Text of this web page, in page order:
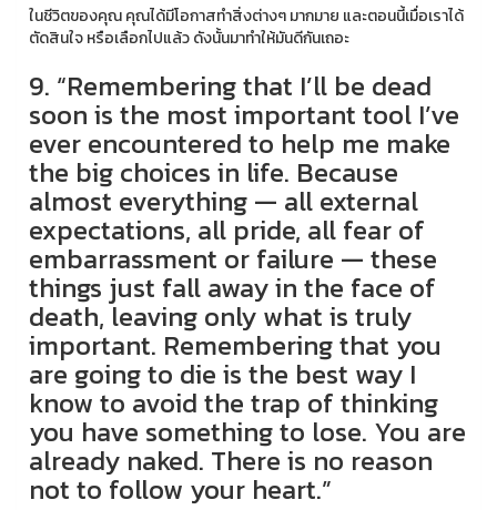
ในชีวิตของคุณ คุณได้มีโอกาสทำสิ่งต่างๆ มากมาย และตอนนี้เมื่อเราได้
ตัดสินใจ หรือเลือกไปแล้ว ดังนั้นมาทำให้มันดีกันเถอะ
9. “Remembering that I’ll be dead
soon is the most important tool I’ve
ever encountered to help me make
the big choices in life. Because
almost everything — all external
expectations, all pride, all fear of
embarrassment or failure — these
things just fall away in the face of
death, leaving only what is truly
important. Remembering that you
are going to die is the best way I
know to avoid the trap of thinking
you have something to lose. You are
already naked. There is no reason
not to follow your heart.”